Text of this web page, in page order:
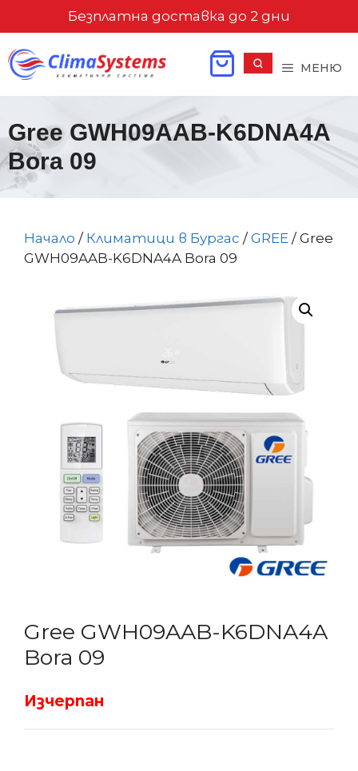
съдържанието
Безплатна доставка до 2 дни
МЕНЮ
Gree GWH09AAB-K6DNA4A
Bora 09
Начало / Климатици в Бургас /GREE / Gree
GWH09AAB-K6DNA4A Bora 09
Gree GWH09AAB-K6DNA4A
Bora 09
Изчерпан